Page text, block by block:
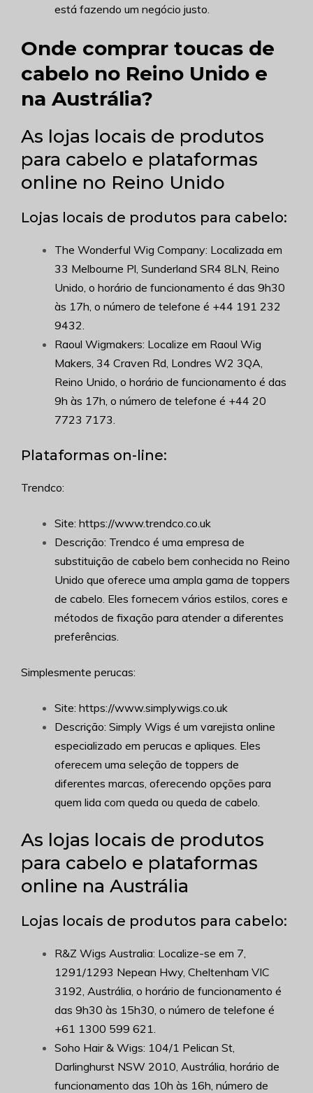
está fazendo um negócio justo.
Onde comprar toucas de
cabelo no Reino Unido e
na Austrália?
As lojas locais de produtos
para cabelo e plataformas
online no Reino Unido
Lojas locais de produtos para cabelo:
The Wonderful Wig Company: Localizada em
33 Melbourne Pl, Sunderland SR4 8LN, Reino
Unido, o horário de funcionamento é das 9h30
às 17h, o número de telefone é +44 191 232
9432
Raoul Wigmakers: Localize em Raoul Wig
Makers, 34 Craven Rd, Londres W2 3QA,
Reino Unido, o horário de funcionamento é das
9h às 17h, o número de telefone é +44 20
7723 7173
Plataformas on-line:
Trendco:
Site: https://www.trendco.co.uk
Descrição: Trendco é uma empresa de
substituição de cabelo bem conhecida no Reino
Unido que oferece uma ampla gama de toppers
de cabelo. Eles fornecem vários estilos, cores e
métodos de fixação para atender a diferentes
preferências.
Simplesmente perucas:
Site: https://www.simplywigs.co.uk
Descrição: Simply Wigs é um varejista online
especializado em perucas e apliques. Eles
oferecem uma seleção de toppers de
diferentes marcas, oferecendo opções para
quem lida com queda ou queda de cabelo.
As lojas locais de produtos
para cabelo e plataformas
online na Austrália
Lojas locais de produtos para cabelo:
R&Z Wigs Australia: Localize-se em 7,
1291/1293 Nepean Hwy, Cheltenham VIC
3192, Austrália, o horário de funcionamento é
das 9h30 às 15h30, o número de telefone é
+61 1300 599 621.
Soho Hair & Wigs: 104/1 Pelican St,
Darlinghurst NSW 2010, Austrália, horário de
funcionamento das 10h às 16h, número de